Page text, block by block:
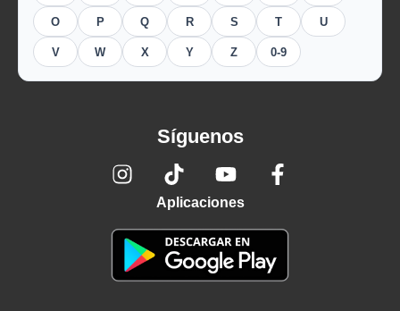
O P Q R S T U
V W X Y Z 0-9
Síguenos
Aplicaciones